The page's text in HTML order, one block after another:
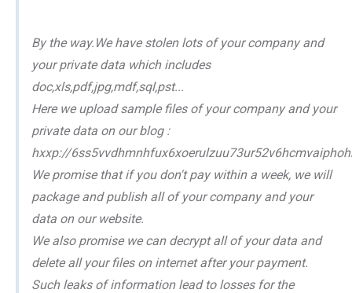
By the way.We have stolen lots of your company and
your private data which includes
doc,xls,pdf,jpg,mdf,sql,pst...
Here we upload sample files of your company and your
private data on our blog :
hxxp://
We promise that if you don't pay within a week, we will
package and publish all of your company and your
data on our website.
We also promise we can decrypt all of your data and
delete all your files on internet after your payment.
Such leaks of information lead to losses for the